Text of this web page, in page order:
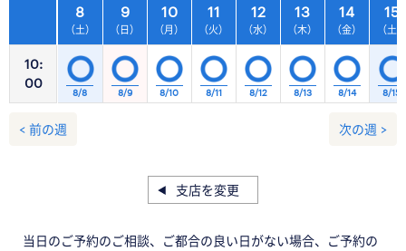
10:
00
8
（土）
9
（日）
10
（月）
11
（火）
12
（水）
13
（木）
14
（金）
8/8 8/9 8/10 8/11 8/12 8/13 8/14
15
（土）
8/15
< 前の週 次の週 >
支店を変更
当日のご予約のご相談、ご都合の良い日がない場合、ご予約の